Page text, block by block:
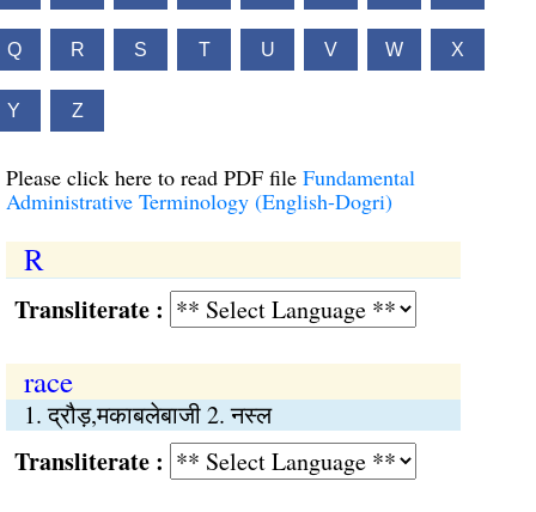
Q R S T U V W X
Y Z
Please click here to read PDF file Fundamental
Administrative Terminology (English-Dogri)
R
:
race
1. द्रौड़,मकाबलेबाजी 2. नस्ल
: